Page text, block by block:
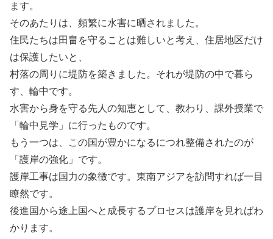
ます。
そのあたりは、頻繁に水害に晒されました。
住民たちは田畠を守ることは難しいと考え、住居地区だけ
は保護したいと、
村落の周りに堤防を築きました。それが堤防の中で暮ら
す、輪中です。
水害から身を守る先人の知恵として、教わり、課外授業で
「輪中見学」に行ったものです。
もう一つは、この国が豊かになるにつれ整備されたのが
「護岸の強化」です。
護岸工事は国力の象徴です。東南アジアを訪問すれば一目
瞭然です。
後進国から途上国へと成長するプロセスは護岸を見ればわ
かります。